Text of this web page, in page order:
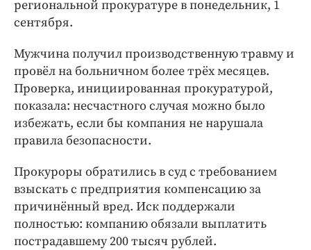
Интересное чтиво
Бренд года
Работодатель года
региональной прокуратуре в понедельник, 1
сентября.
Мужчина получил производственную травму и
провёл на больничном более трёх месяцев.
Проверка, инициированная прокуратурой,
показала: несчастного случая можно было
избежать, если бы компания не нарушала
правила безопасности.
Прокуроры обратились в суд с требованием
взыскать с предприятия компенсацию за
причинённый вред. Иск поддержали
полностью: компанию обязали выплатить
пострадавшему 200 тысяч рублей.